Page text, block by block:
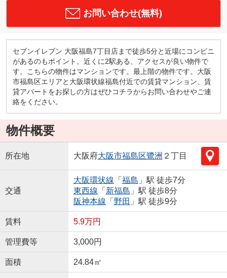
お問い合わせ(無料)
セブンイレブン 大阪福島7丁目店まで徒歩5分と近場にコンビニ
があるのもポイント。近くに2駅ある、アクセスが良い物件で
す。こちらの物件はマンションです。最上階の物件です。大阪
市福島区エリアと大阪環状線福島付近での賃貸マンション、賃
貸アパートをお探しの方はぜひコチラからお問い合わせやご連
絡をください。
物件概要
所在地 大阪府大阪市福島区鷺洲 ２丁目
交通
大阪環状線 「 福島 」駅 徒歩7分
東西線 「 新福島 」駅 徒歩8分
阪神本線 「 野田 」駅 徒歩9分
賃料 5.9万円
管理費等 3,000円
面積 24.84㎡